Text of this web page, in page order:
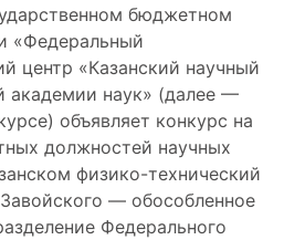
бюджетном
«Федеральный
центр «Казанский научный
академии наук» (далее —
объявляет конкурс на
должностей научных
физико-технический
— обособленное
Федерального